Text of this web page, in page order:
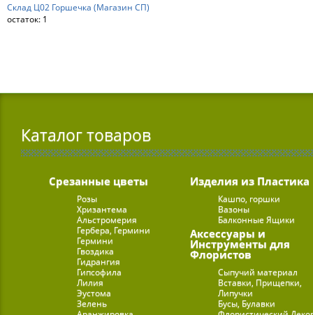
Склад Ц02 Горшечка (Магазин СП)
остаток: 1
Каталог товаров
Срезанные цветы
Розы
Хризантема
Альстромерия
Гербера, Гермини
Гермини
Гвоздика
Гидрангия
Гипсофила
Лилия
Эустома
Зелень
Изделия из Пластика
Кашпо, горшки
Вазоны
Балконные Ящики
Аксессуары и
Инструменты для
Флористов
Сыпучий материал
Вставки, Прищепки,
Липучки
Бусы, Булавки